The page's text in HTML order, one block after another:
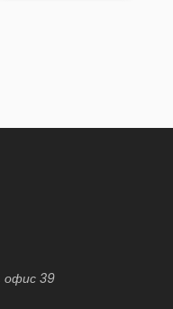
офис 39